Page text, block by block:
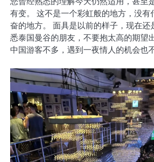
有变。 这不是一个彩虹般的地方，没有
奋的地方。 面具是以前的样子，现在还
悉泰国曼谷的朋友，不要抱太高的期望
中国游客不多，遇到一夜情人的机会也不